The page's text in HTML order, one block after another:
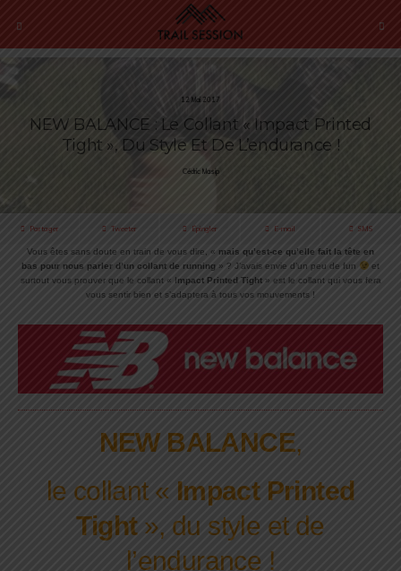
12 Mai 2017
NEW BALANCE : Le Collant « Impact Printed
Tight », Du Style Et De L’endurance !
Cédric Masip
Partager Tweeter Épingler E-mail SMS
Vous êtes sans doute en train de vous dire, « mais qu’est-ce qu’elle fait la tête en
bas pour nous parler d’un collant de running » ? J’avais envie d’un peu de fun
et
surtout vous prouver que le collant « Impact Printed Tight» est le collant qui vous fera
vous sentir bien et s’adaptera à tous vos mouvements !
NEW BALANCE,
le collant « Impact Printed
Tight », du style et de
l’endurance !